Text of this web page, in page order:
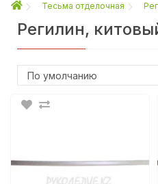
Тесьма отделочная
Регилин,